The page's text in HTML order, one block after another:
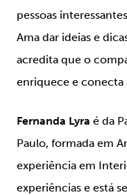
pessoas interessantes.
Ama dar ideias e
acredita que o
enriquece e conecta
Fernanda Lyra é da
Paulo, formada em
experiência em
experiências e está